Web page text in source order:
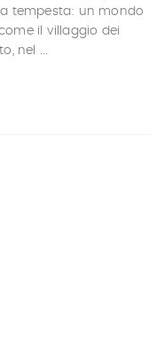
tempesta: un mondo
il villaggio dei
nel ...